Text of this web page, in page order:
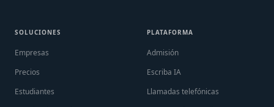
SOLUCIONES
Empresas
Precios
Estudiantes
PLATAFORMA
Admisión
Escriba IA
Llamadas telefónicas